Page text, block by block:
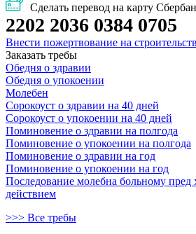
Сделать перевод на карту
2202 2036 0384 0705
Внести пожертвование на
Заказать требы
Обедня о здравии
Обедня о упокоении
Молебен
Сорокоуст о здравии на 40 дней
Сорокоуст о упокоении на 40 дней
Поминовение о здравии на полгода
Поминовение о упокоении на полгода
Поминовение о здравии на год
Поминовение о упокоении на год
Последование молебна больному пред
действием
>>> Все требы